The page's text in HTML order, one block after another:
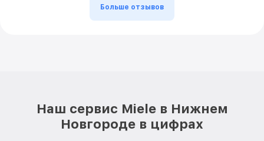
Больше отзывов
Наш сервис Miele в Нижнем
Новгороде в цифрах